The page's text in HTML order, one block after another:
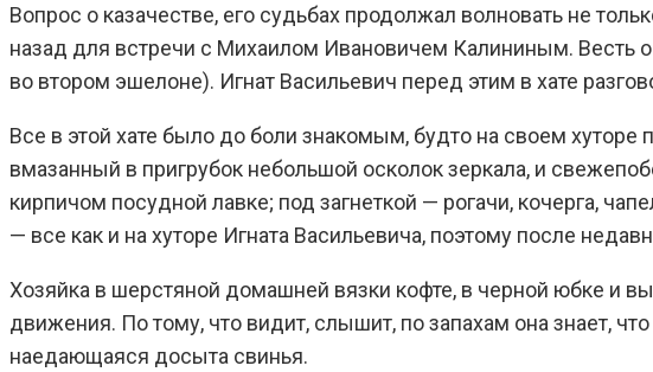
Вопрос о казачестве, его судьбах продолжал волновать не
назад для встречи с Михаилом Ивановичем Калининым. Весть
во втором эшелоне). Игнат Васильевич перед этим в хате
Все в этой хате было до боли знакомым, будто на своем
вмазанный в пригрубок небольшой осколок зеркала, и
кирпичом посудной лавке; под загнеткой — рогачи, кочерга,
— все как и на хуторе Игната Васильевича, поэтому после
Хозяйка в шерстяной домашней вязки кофте, в черной юбке и
движения. По тому, что видит, слышит, по запахам она знает,
наедающаяся досыта свинья.